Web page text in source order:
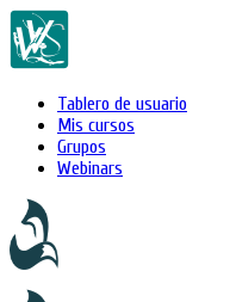
Tablero de usuario
Mis cursos
Grupos
Webinars